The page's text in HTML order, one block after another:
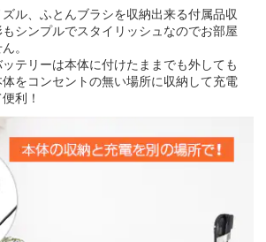
ル、ふとんブラシを収納出来る付属品収
シンプルでスタイリッシュなのでお部屋
。
テリーは本体に付けたままでも外しても
をコンセントの無い場所に収納して充電
利！